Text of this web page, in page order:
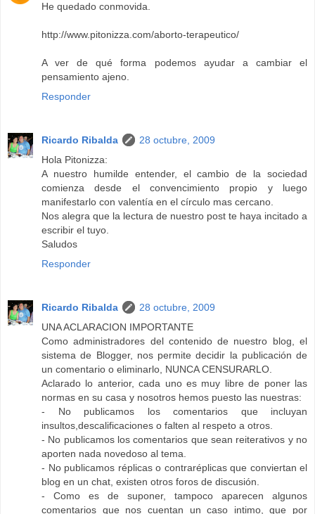
He quedado conmovida.
http://www.pitonizza.com/aborto-terapeutico/
A ver de qué forma podemos ayudar a cambiar el
pensamiento ajeno.
Responder
Ricardo Ribalda
28 octubre, 2009
Hola Pitonizza:
A nuestro humilde entender, el cambio de la sociedad
comienza desde el convencimiento propio y luego
manifestarlo con valentía en el círculo mas cercano.
Nos alegra que la lectura de nuestro post te haya incitado a
escribir el tuyo.
Saludos
Responder
Ricardo Ribalda
28 octubre, 2009
UNA ACLARACION IMPORTANTE
Como administradores del contenido de nuestro blog, el
sistema de Blogger, nos permite decidir la publicación de
un comentario o eliminarlo, NUNCA CENSURARLO.
Aclarado lo anterior, cada uno es muy libre de poner las
normas en su casa y nosotros hemos puesto las nuestras:
- No publicamos los comentarios que incluyan
insultos,descalificaciones o falten al respeto a otros.
- No publicamos los comentarios que sean reiterativos y no
aporten nada novedoso al tema.
- No publicamos réplicas o contraréplicas que conviertan el
blog en un chat, existen otros foros de discusión.
- Como es de suponer, tampoco aparecen algunos
comentarios que nos cuentan un caso intimo, que por